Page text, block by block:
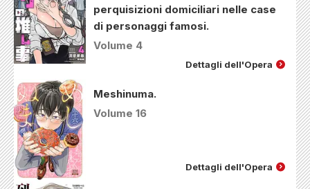
perquisizioni domiciliari nelle case
di personaggi famosi.
Volume 4
Dettagli dell'Opera
Meshinuma.
Volume 16
Dettagli dell'Opera